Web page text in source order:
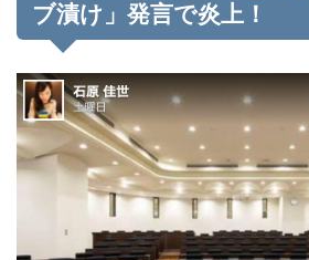
ブ漬け」発言で炎上！